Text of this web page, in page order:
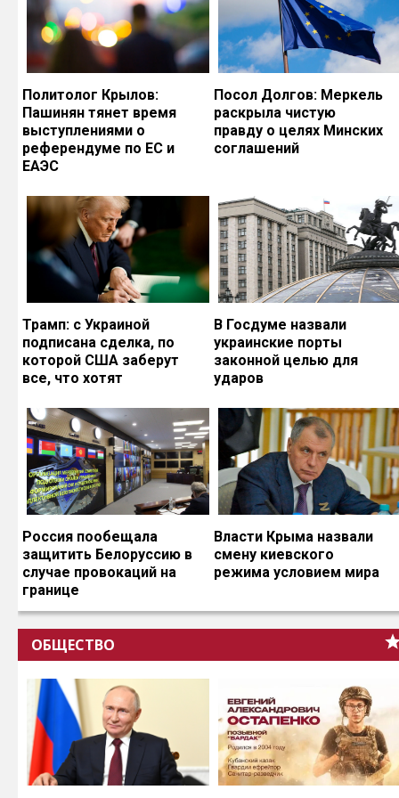
Политолог Крылов:
Пашинян тянет время
выступлениями о
референдуме по ЕС и
ЕАЭС
Посол Долгов: Меркель
раскрыла чистую
правду о целях Минских
соглашений
Трамп: с Украиной
подписана сделка, по
которой США заберут
все, что хотят
В Госдуме назвали
украинские порты
законной целью для
ударов
Россия пообещала
защитить Белоруссию в
случае провокаций на
границе
Власти Крыма назвали
смену киевского
режима условием мира
ОБЩЕСТВО